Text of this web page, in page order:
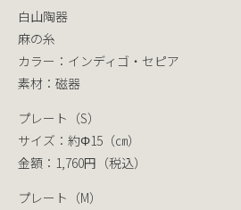
白山陶器
麻の糸
カラー：インディゴ・セピア
素材：磁器
プレート（S）
サイズ：約Φ15（㎝）
金額：1,760円（税込）
プレート（M）